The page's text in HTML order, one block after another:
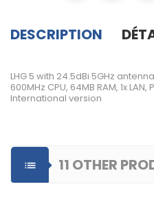
DESCRIPTION
LHG 5 with 24.5dBi 5GHz
600MHz CPU, 64MB RAM, 1x LAN,
International version

11 OTHER